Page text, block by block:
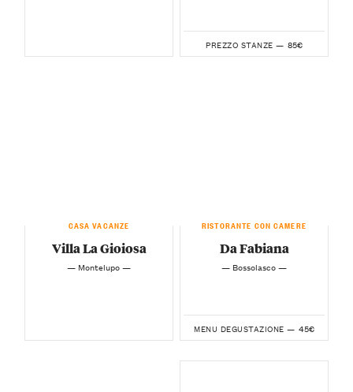
PREZZO STANZE — 85€
CASA VACANZE
Villa La Gioiosa
— Montelupo —
RISTORANTE CON CAMERE
Da Fabiana
— Bossolasco —
MENU DEGUSTAZIONE — 45€